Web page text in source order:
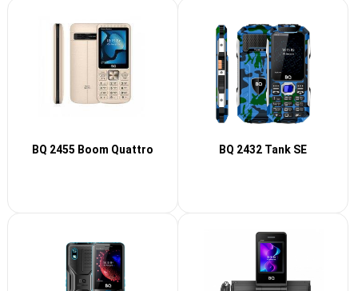
BQ 2455 Boom Quattro BQ 2432 Tank SE